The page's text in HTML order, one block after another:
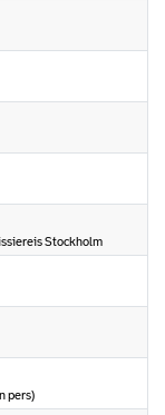
Stockholm
pers)